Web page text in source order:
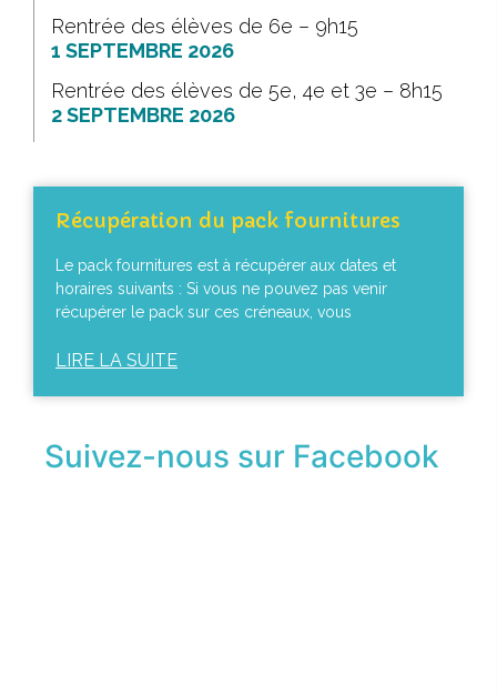
Rentrée des élèves de 6e – 9h15
1 SEPTEMBRE 2026
Rentrée des élèves de 5e, 4e et 3e – 8h15
2 SEPTEMBRE 2026
Récupération du pack fournitures
Le pack fournitures est à récupérer aux dates et
horaires suivants : Si vous ne pouvez pas venir
récupérer le pack sur ces créneaux, vous
LIRE LA SUITE
Suivez-nous sur Facebook